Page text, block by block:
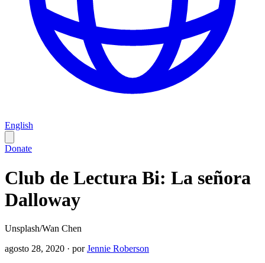
English
Donate
Club de Lectura Bi: La señora
Dalloway
Unsplash/Wan Chen
agosto 28, 2020 · porJennie Roberson